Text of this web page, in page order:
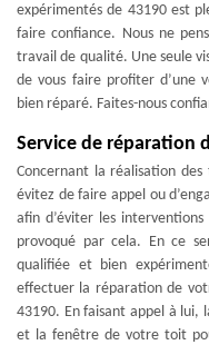
expérimentés de 43190 est
faire confiance. Nous ne
travail de qualité. Une seule
de vous faire profiter d’une
bien réparé. Faites-nous
Service de réparation
Concernant la réalisation
évitez de faire appel ou
afin d’éviter les
provoqué par cela. En ce
qualifiée et bien
effectuer la réparation de
43190. En faisant appel à lui,
et la fenêtre de votre toit